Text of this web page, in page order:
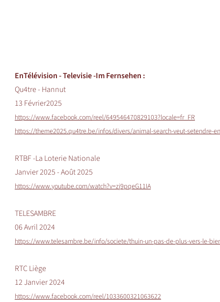
EnTélévision -Televisie -Im Fernsehen :
Qu4tre - Hannut
13 Février2025
https://www.facebook.com/reel/649546470829103?locale=fr_FR
https://theme2025.qu4tre.be/infos/divers/animal-search-veut-setendre-
RTBF -La Loterie Nationale
Janvier 2025 - Août 2025
https://www.youtube.com/watch?v=zj9pqeG11IA
TELESAMBRE
06 Avril 2024
https://www.telesambre.be/info/societe/thuin-un-pas-de-plus-vers-le-
RTC Liège
12 Janvier 2024
https://www.facebook.com/reel/1033600321063622